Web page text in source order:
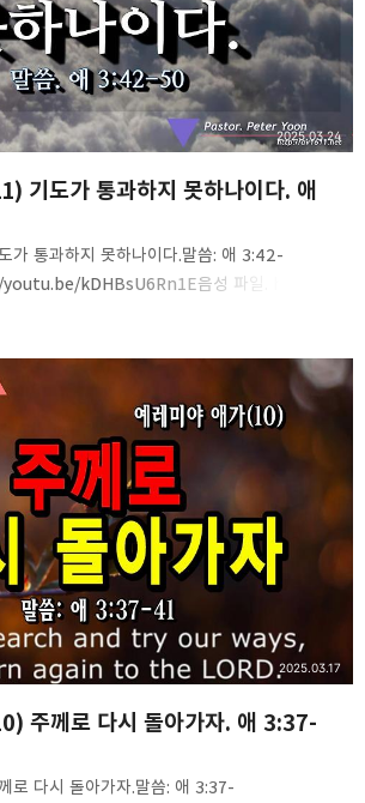
밴드 네이버 블로그
기도가 통과하지 못하나이다. 애
2025.03.24
가 통과하지 못하나이다.말씀: 애 3:42-
kDHBsU6Rn1E음성 파일. https://
주께로 다시 돌아가자. 애 3:37-
2025.03.17
로 다시 돌아가자.말씀: 애 3:37-